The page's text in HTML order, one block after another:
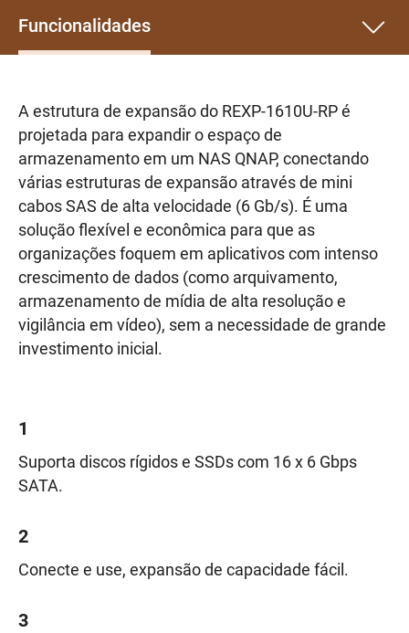
Funcionalidades
A estrutura de expansão do REXP-1610U-RP é
projetada para expandir o espaço de
armazenamento em um NAS QNAP, conectando
várias estruturas de expansão através de mini
cabos SAS de alta velocidade (6 Gb/s). É uma
solução flexível e econômica para que as
organizações foquem em aplicativos com intenso
crescimento de dados (como arquivamento,
armazenamento de mídia de alta resolução e
vigilância em vídeo), sem a necessidade de grande
investimento inicial.
1
Suporta discos rígidos e SSDs com 16 x 6 Gbps
SATA.
2
Conecte e use, expansão de capacidade fácil.
3